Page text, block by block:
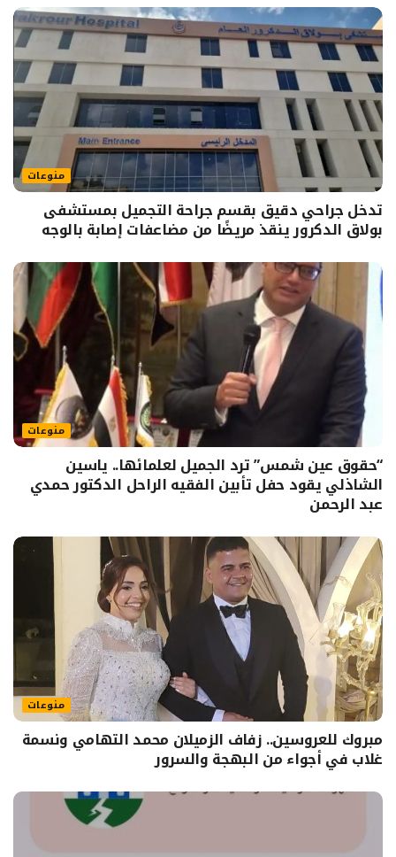
منوعات
تدخل جراحي دقيق بقسم جراحة التجميل بمستشفى
بولاق الدكرور ينقذ مريضًا من مضاعفات إصابة بالوجه
منوعات
“حقوق عين شمس” ترد الجميل لعلمائها.. ياسين
الشاذلي يقود حفل تأبين الفقيه الراحل الدكتور حمدي
عبد الرحمن
منوعات
مبروك للعروسين.. زفاف الزميلان محمد التهامي ونسمة
غلاب في أجواء من البهجة والسرور